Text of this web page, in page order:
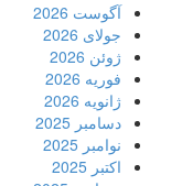
آگوست 2026
جولای 2026
ژوئن 2026
فوریه 2026
ژانویه 2026
دسامبر 2025
نوامبر 2025
اکتبر 2025